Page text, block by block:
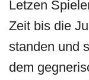
Letzen
Zeit bis die
standen und
dem